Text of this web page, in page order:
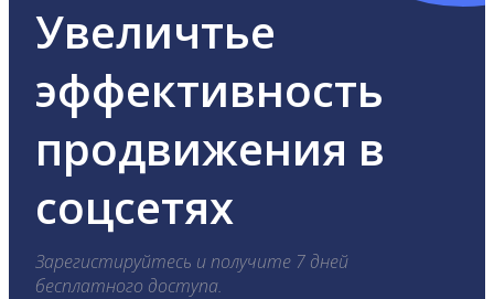
Увеличтье
эффективность
продвижения в
соцсетях
Зарегистируйтесь и получите 7 дней
бесплатного доступа.